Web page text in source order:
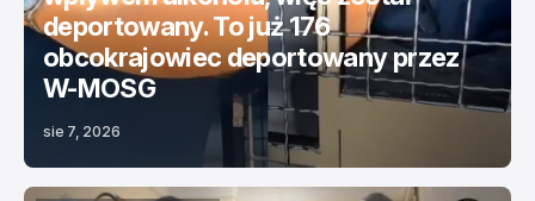
deportowany. To już 176
obcokrajowiec deportowany przez
W-MOSG
sie 7, 2026